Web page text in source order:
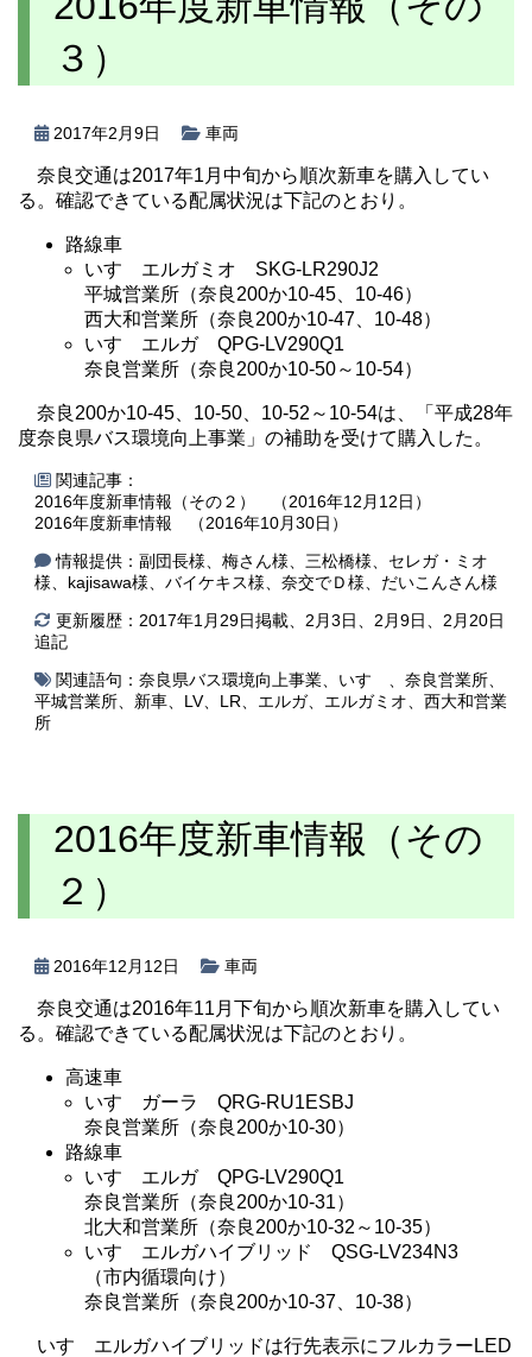
３）
2017年2月9日 車両
奈良交通は2017年1月中旬から順次新車を購入してい
る。確認できている配属状況は下記のとおり。
路線車
いすゞエルガミオ SKG-LR290J2
平城営業所（奈良200か10-45、10-46）
西大和営業所（奈良200か10-47、10-48）
いすゞエルガ QPG-LV290Q1
奈良営業所（奈良200か10-50～10-54）
奈良200か10-45、10-50、10-52～10-54は、「平成28年
度奈良県バス環境向上事業」の補助を受けて購入した。
関連記事：
2016年度新車情報（その２） （2016年12月12日）
2016年度新車情報 （2016年10月30日）
情報提供：副団長様、梅さん様、三松橋様、セレガ・ミオ
様、kajisawa様、バイケキス様、奈交でＤ様、だいこんさん様
更新履歴：2017年1月29日掲載、2月3日、2月9日、2月20日
追記
関連語句： 奈良県バス環境向上事業 いすゞ 奈良営業所
平城営業所
新車 LV、 LR エルガ、 エルガミオ
西大和営業
所
2016年度新車情報（その
２）
2016年12月12日 車両
奈良交通は2016年11月下旬から順次新車を購入してい
る。確認できている配属状況は下記のとおり。
高速車
いすゞガーラ QRG-RU1ESBJ
奈良営業所（奈良200か10-30）
路線車
いすゞエルガ QPG-LV290Q1
奈良営業所（奈良200か10-31）
北大和営業所（奈良200か10-32～10-35）
いすゞエルガハイブリッド QSG-LV234N3
（市内循環向け）
奈良営業所（奈良200か10-37、10-38）
いすゞエルガハイブリッドは行先表示にフルカラーLED